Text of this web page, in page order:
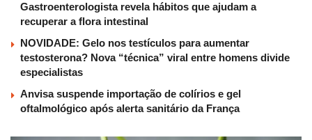
Gastroenterologista revela hábitos que ajudam a
recuperar a flora intestinal
NOVIDADE: Gelo nos testículos para aumentar
testosterona? Nova “técnica” viral entre homens divide
especialistas
Anvisa suspende importação de colírios e gel
oftalmológico após alerta sanitário da França